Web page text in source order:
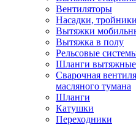
Вентиляторы
Насадки,
Вытяжки
Вытяжка в полу
Рельсовые
Шланги вытяжные
Сварочная
масляного тумана
Шланги
Катушки
Переходники